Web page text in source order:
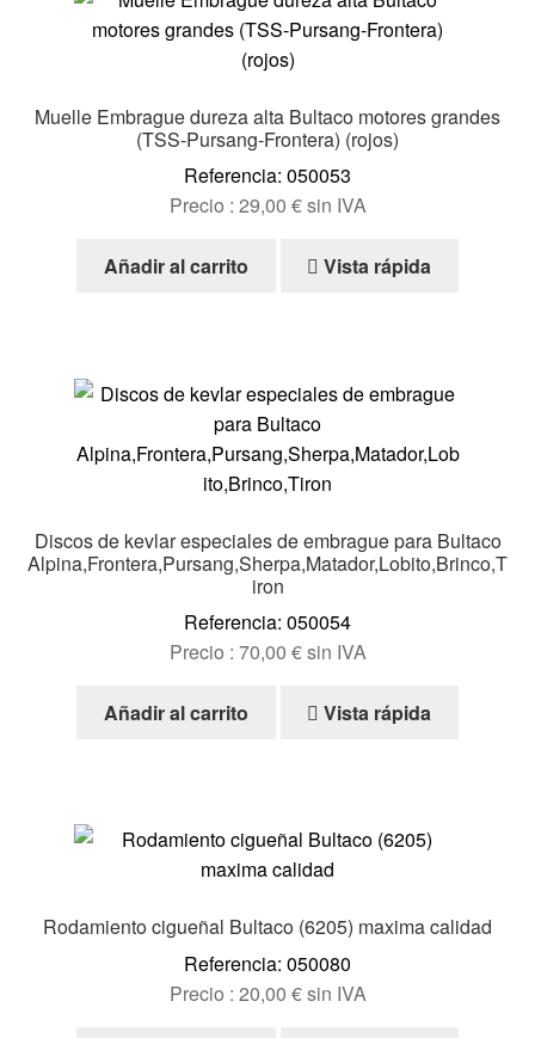
Muelle Embrague dureza alta Bultaco motores grandes
(TSS-Pursang-Frontera) (rojos)
Referencia: 050053
Precio : 29,00 €sin IVA
Añadir al carrito Vista rápida
Discos de kevlar especiales de embrague para Bultaco
Alpina,Frontera,Pursang,Sherpa,Matador,Lobito,Brinco,T
iron
Referencia: 050054
Precio : 70,00 €sin IVA
Añadir al carrito Vista rápida
Rodamiento cigueñal Bultaco (6205) maxima calidad
Referencia: 050080
Precio : 20,00 €sin IVA